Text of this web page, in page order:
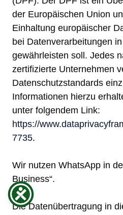
der Europäischen Union
Einhaltung europäischer
bei Datenverarbeitungen
gewährleisten soll. Jedes
zertifizierte Unternehmen
Datenschutzstandards
Informationen hierzu
unter folgendem Link:
https://
7735.
Wir nutzen WhatsApp in
Business“.
Die Datenübertragung in